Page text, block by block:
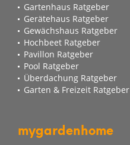
Gartenhaus Ratgeber
Gerätehaus Ratgeber
Gewächshaus Ratgeber
Hochbeet Ratgeber
Pavillon Ratgeber
Pool Ratgeber
Überdachung Ratgeber
Garten & Freizeit Ratgeber
mygardenhome